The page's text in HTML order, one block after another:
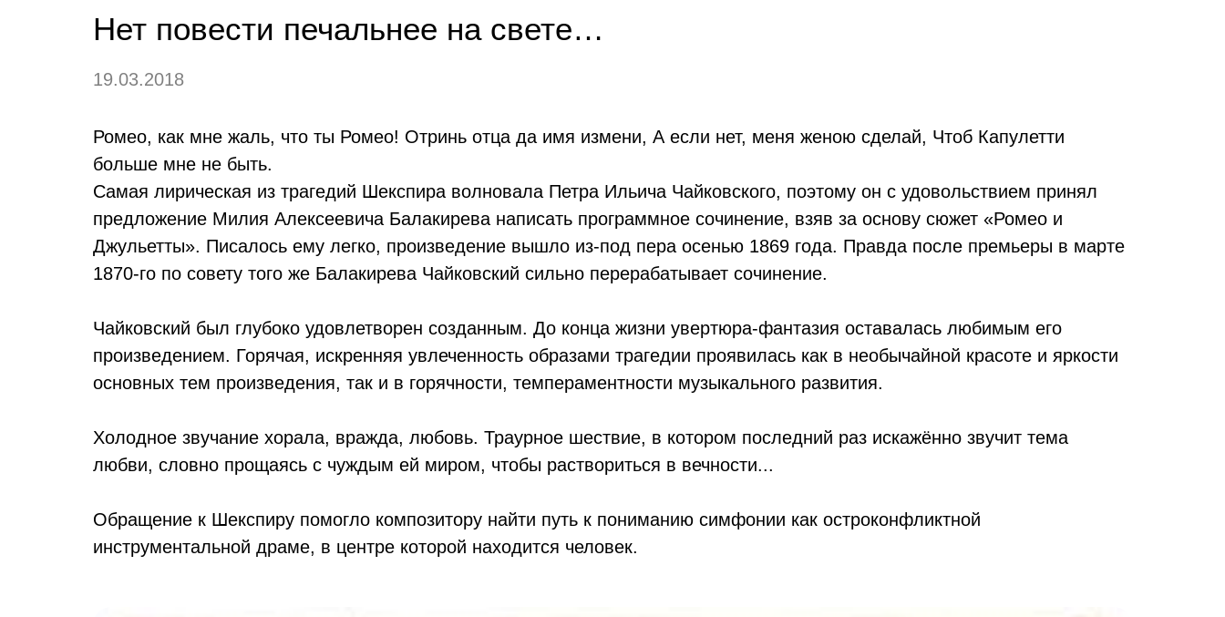
Нет повести печальнее на свете…
19.03.2018
Ромео, как мне жаль, что ты Ромео! Отринь отца да имя измени, А если нет, меня женою сделай, Чтоб Капулетти
больше мне не быть.
Самая лирическая из трагедий Шекспира волновала Петра Ильича Чайковского, поэтому он с удовольствием принял
предложение Милия Алексеевича Балакирева написать программное сочинение, взяв за основу сюжет «Ромео и
Джульетты». Писалось ему легко, произведение вышло из-под пера осенью 1869 года. Правда после премьеры в марте
1870-го по совету того же Балакирева Чайковский сильно перерабатывает сочинение.
Чайковский был глубоко удовлетворен созданным. До конца жизни увертюра-фантазия оставалась любимым его
произведением. Горячая, искренняя увлеченность образами трагедии проявилась как в необычайной красоте и яркости
основных тем произведения, так и в горячности, темпераментности музыкального развития.
Холодное звучание хорала, вражда, любовь. Траурное шествие, в котором последний раз искажённо звучит тема
любви, словно прощаясь с чуждым ей миром, чтобы раствориться в вечности...
Обращение к Шекспиру помогло композитору найти путь к пониманию симфонии как остроконфликтной
инструментальной драме, в центре которой находится человек.